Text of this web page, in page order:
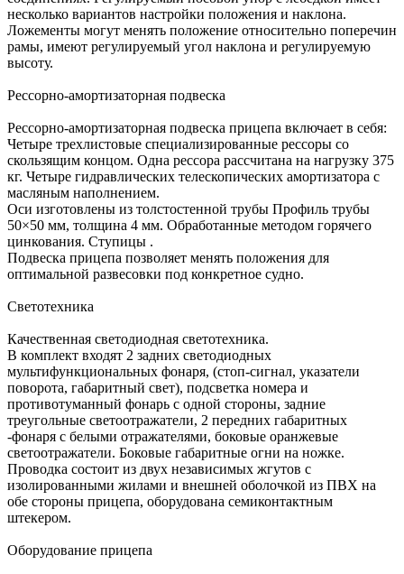
несколько вариантов настройки положения и наклона.
Ложементы могут менять положение относительно поперечин
рамы, имеют регулируемый угол наклона и регулируемую
высоту.
Рессорно-амортизаторная подвеска
Рессорно-амортизаторная подвеска прицепа включает в себя:
Четыре трехлистовые специализированные рессоры со
скользящим концом. Одна рессора рассчитана на нагрузку 375
кг. Четыре гидравлических телескопических амортизатора с
масляным наполнением.
Оси изготовлены из толстостенной трубы Профиль трубы
50×50 мм, толщина 4 мм. Обработанные методом горячего
цинкования. Ступицы .
Подвеска прицепа позволяет менять положения для
оптимальной развесовки под конкретное судно.
Светотехника
Качественная светодиодная светотехника.
В комплект входят 2 задних светодиодных
мультифункциональных фонаря, (стоп-сигнал, указатели
поворота, габаритный свет), подсветка номера и
противотуманный фонарь с одной стороны, задние
треугольные светоотражатели, 2 передних габаритных
-фонаря с белыми отражателями, боковые оранжевые
светоотражатели. Боковые габаритные огни на ножке.
Проводка состоит из двух независимых жгутов с
изолированными жилами и внешней оболочкой из ПВХ на
обе стороны прицепа, оборудована семиконтактным
штекером.
Оборудование прицепа